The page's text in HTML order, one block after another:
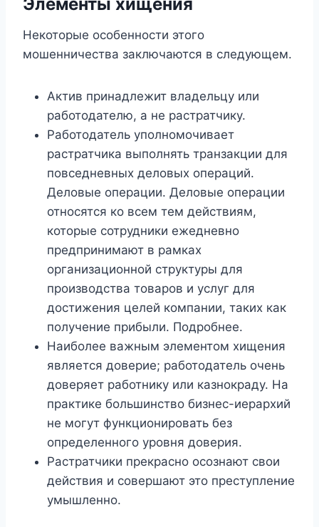
Некоторые особенности этого
мошенничества заключаются в следующем.
Актив принадлежит владельцу или
работодателю, а не растратчику.
Работодатель уполномочивает
растратчика выполнять транзакции для
повседневных деловых операций.
Деловые операции. Деловые операции
относятся ко всем тем действиям,
которые сотрудники ежедневно
предпринимают в рамках
организационной структуры для
производства товаров и услуг для
достижения целей компании, таких как
получение прибыли. Подробнее.
Наиболее важным элементом хищения
является доверие; работодатель очень
доверяет работнику или казнокраду. На
практике большинство бизнес-иерархий
не могут функционировать без
определенного уровня доверия.
Растратчики прекрасно осознают свои
действия и совершают это преступление
умышленно.